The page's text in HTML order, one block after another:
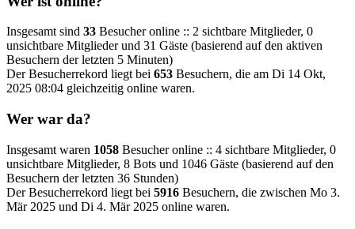
Insgesamt sind 33 Besucher online :: 2 sichtbare Mitglieder, 0
unsichtbare Mitglieder und 31 Gäste (basierend auf den aktiven
Besuchern der letzten 5 Minuten)
Der Besucherrekord liegt bei 653 Besuchern, die am Di 14 Okt,
2025 08:04 gleichzeitig online waren.
Wer war da?
Insgesamt waren 1058 Besucher online :: 4 sichtbare Mitglieder, 0
unsichtbare Mitglieder, 8 Bots und 1046 Gäste (basierend auf den
Besuchern der letzten 36 Stunden)
Der Besucherrekord liegt bei 5916 Besuchern, die zwischen Mo 3.
Mär 2025 und Di 4. Mär 2025 online waren.